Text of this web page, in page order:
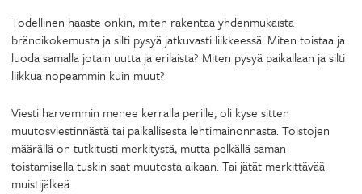
Todellinen haaste onkin, miten rakentaa yhdenmukaista
brändikokemusta ja silti pysyä jatkuvasti liikkeessä. Miten toistaa ja
luoda samalla jotain uutta ja erilaista? Miten pysyä paikallaan ja silti
liikkua nopeammin kuin muut?
Viesti harvemmin menee kerralla perille, oli kyse sitten
muutosviestinnästä tai paikallisesta lehtimainonnasta. Toistojen
määrällä on tutkitusti merkitystä, mutta pelkällä saman
toistamisella tuskin saat muutosta aikaan. Tai jätät merkittävää
muistijälkeä.